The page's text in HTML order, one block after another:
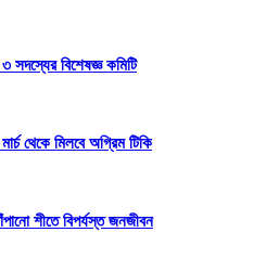
সদস্যের বিশেষজ্ঞ কমিটি
থেকে মিলবে অগ্রিম টিকি
শীতে বিপর্যস্ত জনজীবন